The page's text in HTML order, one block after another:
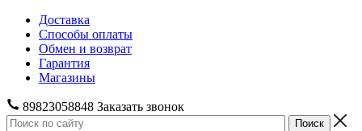
Доставка
Способы оплаты
Обмен и возврат
Гарантия
Магазины
89823058848 Заказать звонок